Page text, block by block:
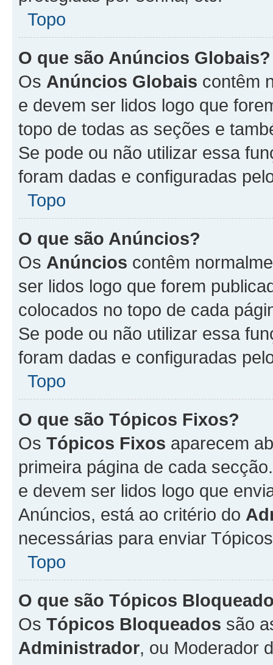
Topo
O que são Anúncios Globais?
Os Anúncios Globais contêm
e devem ser lidos logo que
topo de todas as seções e
Se pode ou não utilizar essa
foram dadas e configuradas
Topo
O que são Anúncios?
Os Anúncios contêm
ser lidos logo que forem
colocados no topo de cada
Se pode ou não utilizar essa
foram dadas e configuradas
Topo
O que são Tópicos Fixos?
Os Tópicos Fixos aparecem
primeira página de cada
e devem ser lidos logo que
Anúncios, está ao critério do
necessárias para enviar
Topo
O que são Tópicos
Os Tópicos Bloqueados são
Administrador, ou Moderador